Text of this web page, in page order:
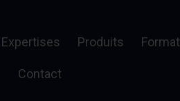
Expertises Produits
Contact